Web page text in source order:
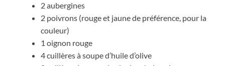
2 aubergines
2 poivrons (rouge et jaune de préférence, pour la
couleur)
1 oignon rouge
4 cuillères à soupe d’huile d’olive